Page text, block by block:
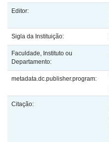
Editor:
Sigla da Instituição:
Faculdade, Instituto ou
Departamento:
metadata.dc.publisher.program:
Citação: